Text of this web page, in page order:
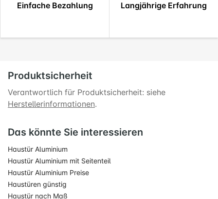
Einfache Bezahlung Langjährige Erfahrung
Produktsicherheit
Verantwortlich für Produktsicherheit: siehe
Herstellerinformationen.
Das könnte Sie interessieren
Haustür Aluminium
Haustür Aluminium mit Seitenteil
Haustür Aluminium Preise
Haustüren günstig
Haustür nach Maß